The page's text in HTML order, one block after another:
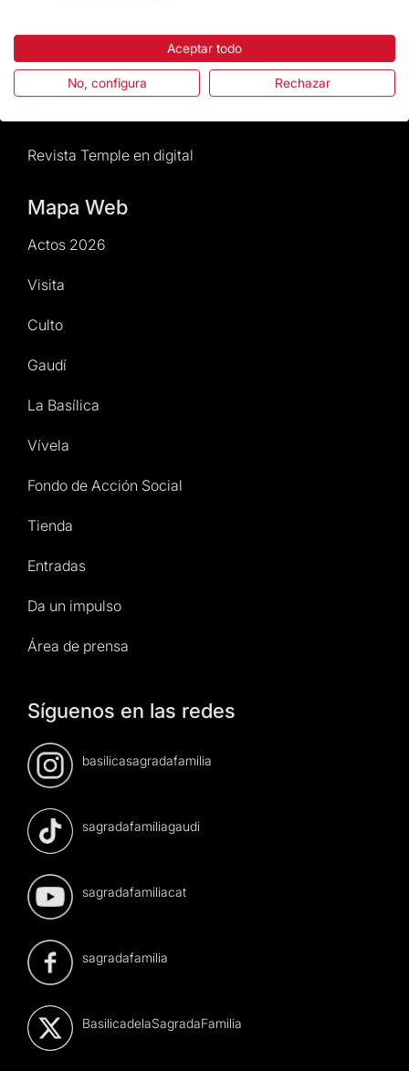
Da un impulso
Revista Temple en digital
Mapa Web
Actos 2026
Visita
Culto
Gaudí
La Basílica
Vívela
Fondo de Acción Social
Tienda
Entradas
Da un impulso
Área de prensa
Síguenos en las redes
basilicasagradafamilia
sagradafamiliagaudi
sagradafamiliacat
sagradafamilia
BasilicadelaSagradaFamilia
Aceptar todo
No, configura Rechazar